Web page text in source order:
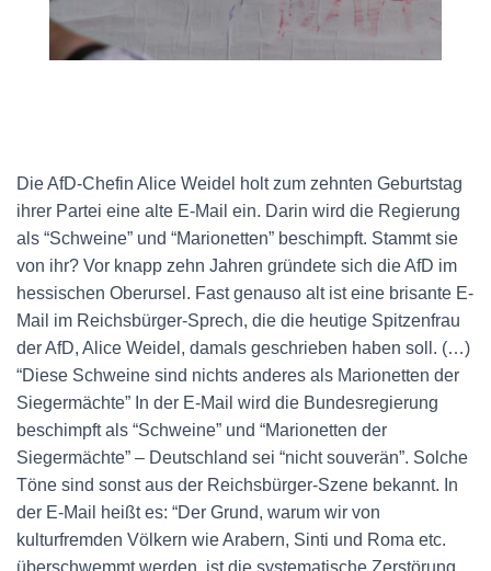
Die AfD-Chefin Alice Weidel holt zum zehnten Geburtstag
ihrer Partei eine alte E-Mail ein. Darin wird die Regierung
als “Schweine” und “Marionetten” beschimpft. Stammt sie
von ihr? Vor knapp zehn Jahren gründete sich die AfD im
hessischen Oberursel. Fast genauso alt ist eine brisante E-
Mail im Reichsbürger-Sprech, die die heutige Spitzenfrau
der AfD, Alice Weidel, damals geschrieben haben soll. (…)
“Diese Schweine sind nichts anderes als Marionetten der
Siegermächte” In der E-Mail wird die Bundesregierung
beschimpft als “Schweine” und “Marionetten der
Siegermächte” – Deutschland sei “nicht souverän”. Solche
Töne sind sonst aus der Reichsbürger-Szene bekannt. In
der E-Mail heißt es: “Der Grund, warum wir von
kulturfremden Völkern wie Arabern, Sinti und Roma etc.
überschwemmt werden, ist die systematische Zerstörung